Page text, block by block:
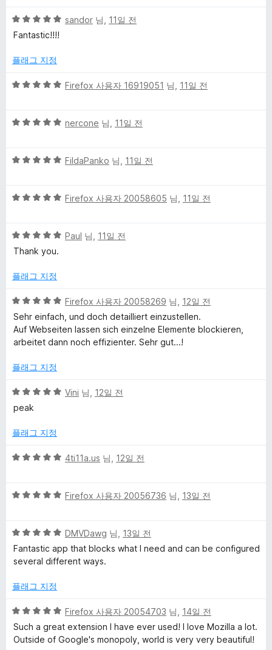
5
점
점
5
sandor 님, 11일 전
Fantastic!!!!
플래그 지정
5
점
점
Firefox 사용자 16919051 님, 11일 전
5
점
점
nercone 님, 11일 전
5
점
점
FildaPanko 님, 11일 전
5
점
에
점
Firefox 사용자 20058605 님, 11일 전
5
점
점
5
점
Paul 님, 11일 전
Thank you.
플래그 지정
5
점
만
점
5
Firefox 사용자 20058269 님, 12일 전
Sehr einfach, und doch detailliert einzustellen.
Auf Webseiten lassen sich einzelne Elemente blockieren,
arbeitet dann noch effizienter. Sehr gut...!
플래그 지정
5
점
점
5
Vini 님, 12일 전
peak
플래그 지정
5
점
점
4ti11a.us 님, 12일 전
5
점
에
5
Firefox 사용자 20056736 님, 13일 전
5
점
만
에
점
DMVDawg 님, 13일 전
Fantastic app that blocks what I need and can be configured
several different ways.
플래그 지정
5
점
만
Firefox 사용자 20054703 님, 14일 전
Such a great extension I have ever used! I love Mozilla a lot.
Outside of Google's monopoly, world is very very beautiful!